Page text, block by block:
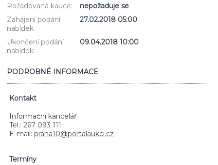
Požadovaná kauce:
nepožaduje se
Zahájení podání
nabídek
27.02.2018 05:00
Ukončení podání
nabídek:
09.04.2018 10:00
PODROBNÉ INFORMACE
Kontakt
Informační kancelář
Tel.: 267 093 111
E-mail: praha10@portalaukci.cz
Termíny